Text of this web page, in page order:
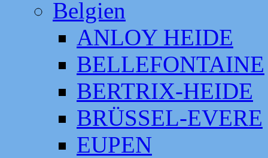
Belgien
ANLOY HEIDE
BELLEFONTAINE
BERTRIX-HEIDE
BRÜSSEL-EVERE
EUPEN